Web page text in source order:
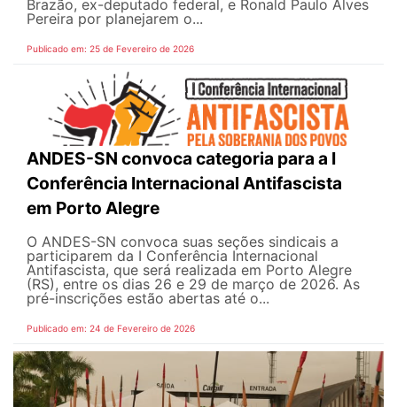
Brazão, ex-deputado federal, e Ronald Paulo Alves
Pereira por planejarem o...
Publicado em: 25 de Fevereiro de 2026
ANDES-SN convoca categoria para a I
Conferência Internacional Antifascista
em Porto Alegre
O ANDES-SN convoca suas seções sindicais a
participarem da I Conferência Internacional
Antifascista, que será realizada em Porto Alegre
(RS), entre os dias 26 e 29 de março de 2026. As
pré-inscrições estão abertas até o...
Publicado em: 24 de Fevereiro de 2026